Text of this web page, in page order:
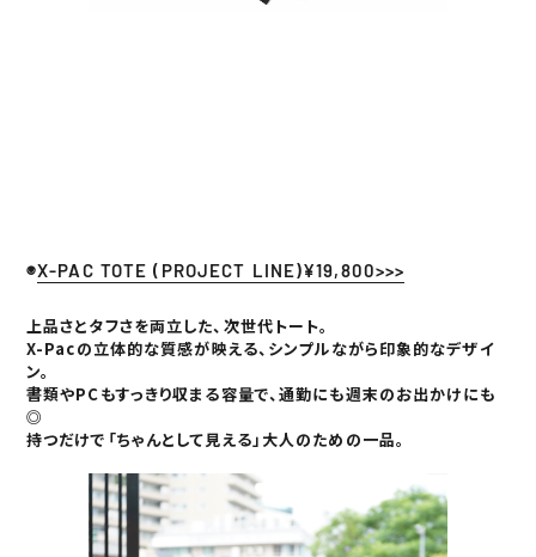
◉X-PAC TOTE (PROJECT LINE)¥19,800>>>
上品さとタフさを両立した、次世代トート。
X-Pacの立体的な質感が映える、シンプルながら印象的なデザイ
ン。
書類やPCもすっきり収まる容量で、通勤にも週末のお出かけにも
◎
持つだけで「ちゃんとして見える」大人のための一品。